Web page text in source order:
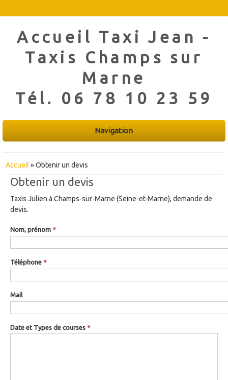
Accueil Taxi Jean -
Taxis Champs sur
Marne
Tél. 06 78 10 23 59
Navigation
Vous êtes ici
Accueil » Obtenir un devis
Obtenir un devis
Taxis Julien à Champs-sur-Marne (Seine-et-Marne), demande de
devis.
Nom, prénom *
Téléphone *
Mail
Date et Types de courses *